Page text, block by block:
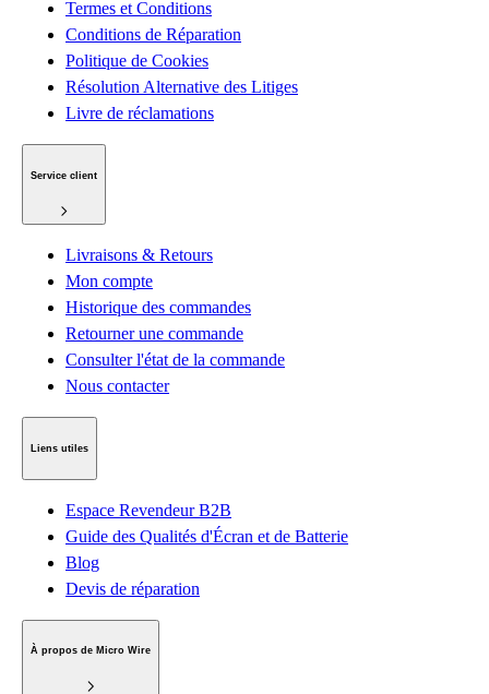
Termes et Conditions
Conditions de Réparation
Politique de Cookies
Résolution Alternative des Litiges
Livre de réclamations
Service client
Livraisons & Retours
Mon compte
Historique des commandes
Retourner une commande
Consulter l'état de la commande
Nous contacter
Liens utiles
Espace Revendeur B2B
Guide des Qualités d'Écran et de Batterie
Blog
Devis de réparation
À propos de Micro Wire